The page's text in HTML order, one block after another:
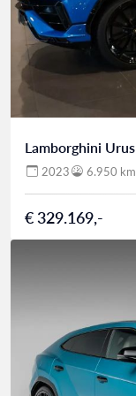
Lamborghini Urus
2023 6.950 km
€ 329.169,-